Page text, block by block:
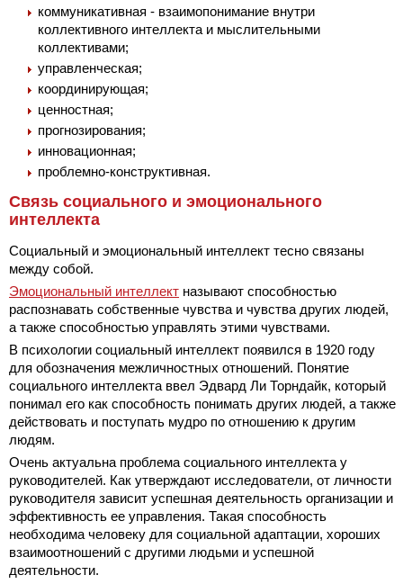
коммуникативная - взаимопонимание внутри
коллективного интеллекта и мыслительными
коллективами;
управленческая;
координирующая;
ценностная;
прогнозирования;
инновационная;
проблемно-конструктивная.
Связь социального и эмоционального
интеллекта
Социальный и эмоциональный интеллект тесно связаны
между собой.
Эмоциональный интеллект называют способностью
распознавать собственные чувства и чувства других людей,
а также способностью управлять этими чувствами.
В психологии социальный интеллект появился в 1920 году
для обозначения межличностных отношений. Понятие
социального интеллекта ввел Эдвард Ли Торндайк, который
понимал его как способность понимать других людей, а также
действовать и поступать мудро по отношению к другим
людям.
Очень актуальна проблема социального интеллекта у
руководителей. Как утверждают исследователи, от личности
руководителя зависит успешная деятельность организации и
эффективность ее управления. Такая способность
необходима человеку для социальной адаптации, хороших
взаимоотношений с другими людьми и успешной
деятельности.